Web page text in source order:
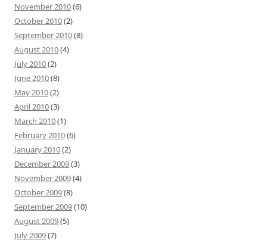
November 2010(6)
October 2010(2)
September 2010(8)
August 2010(4)
July 2010(2)
June 2010(8)
May 2010(2)
April 2010(3)
March 2010(1)
February 2010(6)
January 2010(2)
December 2009(3)
November 2009(4)
October 2009(8)
September 2009(10)
August 2009(5)
July 2009(7)